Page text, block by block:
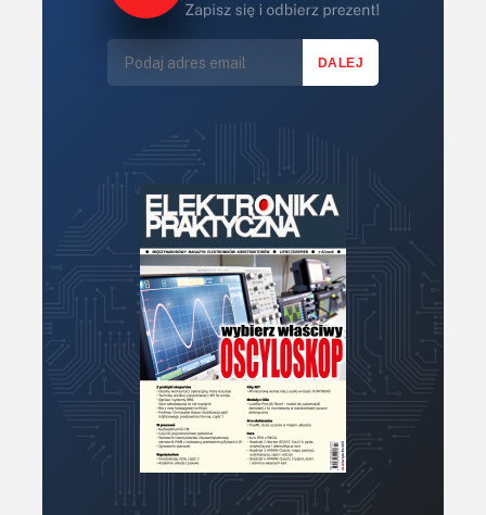
LED/LCD/OLED
Mechatronika
Optoelektronika
PCB/Montaż
Podstawy elektroniki
Podzespoły bierne
Półprzewodniki
Pomiary i testy
Projektowanie